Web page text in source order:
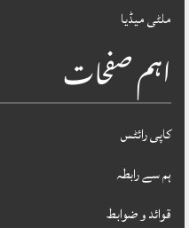
ملٹی میڈیا
اہم صفحات
کاپی رائٹس
ہم سے رابطہ
قوائد و ضوابط